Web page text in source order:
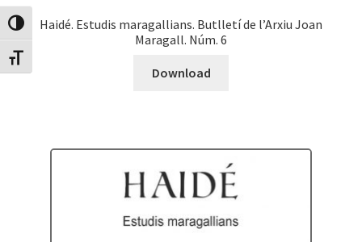
Canvia Alt Contrast
Canvia mida de lletra
Haidé. Estudis maragallians. Butlletí de l’Arxiu Joan
Maragall. Núm. 6
Download